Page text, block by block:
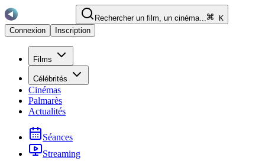
Rechercher un film, un cinéma...
K
Connexion
Inscription
Films
Célébrités
Cinémas
Palmarès
Actualités
Séances
Streaming